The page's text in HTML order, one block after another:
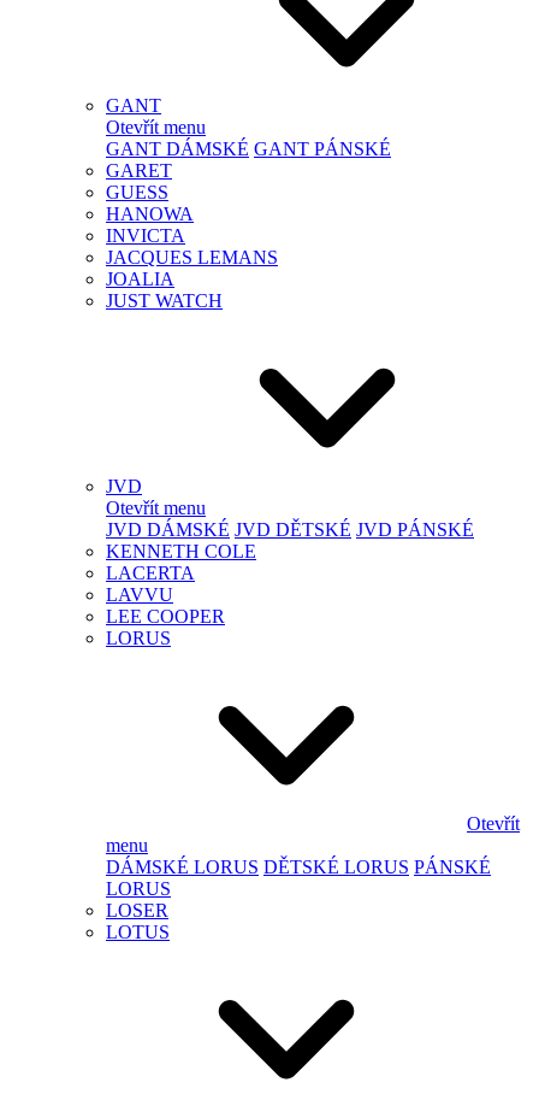
GANT
Otevřít menu
GANT DÁMSKÉ GANT PÁNSKÉ
GARET
GUESS
HANOWA
INVICTA
JACQUES LEMANS
JOALIA
JUST WATCH
JVD
Otevřít menu
JVD DÁMSKÉ JVD DĚTSKÉ JVD PÁNSKÉ
KENNETH COLE
LACERTA
LAVVU
LEE COOPER
LORUS
Otevřít
menu
DÁMSKÉ LORUS DĚTSKÉ LORUS PÁNSKÉ
LORUS
LOSER
LOTUS